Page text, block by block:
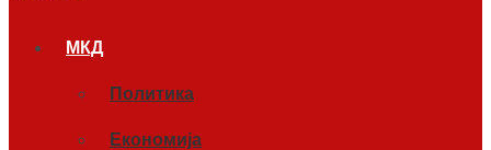
МКД
Политика
Економија